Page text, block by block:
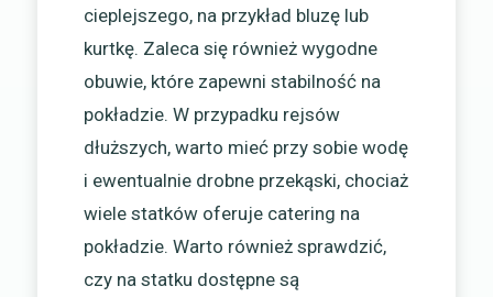
cieplejszego, na przykład bluzę lub
kurtkę. Zaleca się również wygodne
obuwie, które zapewni stabilność na
pokładzie. W przypadku rejsów
dłuższych, warto mieć przy sobie wodę
i ewentualnie drobne przekąski, chociaż
wiele statków oferuje catering na
pokładzie. Warto również sprawdzić,
czy na statku dostępne są